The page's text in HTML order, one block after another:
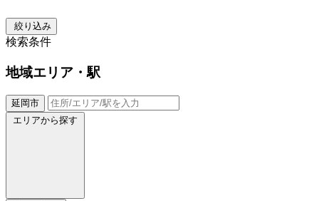
絞り込み
検索条件
地域エリア・駅
延岡市
エリアから探す